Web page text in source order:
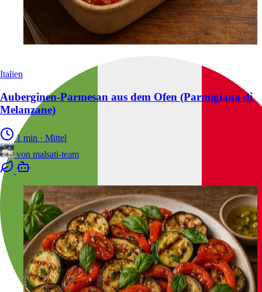
Italien
Auberginen-Parmesan aus dem Ofen (Parmigiana di
Melanzane)
1 min · Mittel
von malsati-team